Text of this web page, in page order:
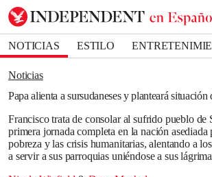
NOTICIAS ESTILO
DEPORTES
Noticias
Papa alienta a sursudaneses y planteará situación
Francisco trata de consolar al sufrido pueblo de
primera jornada completa en la nación
pobreza y las crisis humanitarias, alentando a
a servir a sus parroquias uniéndose a sus
Bookmark popover
Removed from bookmarks
Close popover